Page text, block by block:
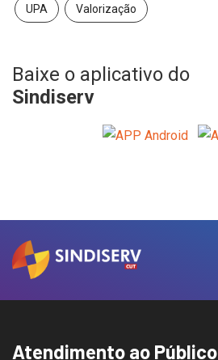
UPA Valorização
Baixe o aplicativo do
Sindiserv
Atendimento ao Público